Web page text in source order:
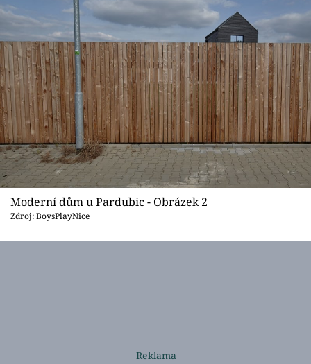
Moderní dům u Pardubic - Obrázek 2
Zdroj: BoysPlayNice